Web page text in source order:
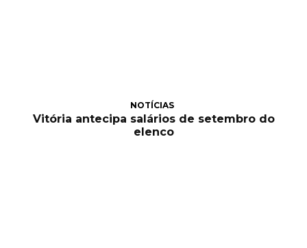
NOTÍCIAS
Vitória antecipa salários de setembro do
elenco